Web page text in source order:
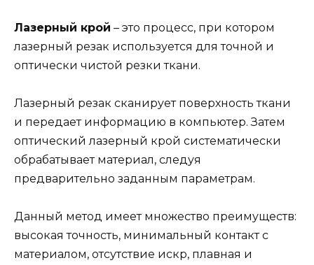
Лазерный крой – это процесс, при котором
лазерный резак используется для точной и
оптически чистой резки ткани.
Лазерный резак сканирует поверхность ткани
и передает информацию в компьютер. Затем
оптический лазерный крой систематически
обрабатывает материал, следуя
предварительно заданным параметрам.
Данный метод имеет множество преимуществ:
высокая точность, минимальный контакт с
материалом, отсутствие искр, плавная и